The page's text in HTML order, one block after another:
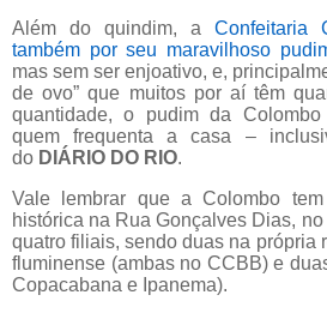
Além do quindim, a Confeitaria
também por seu maravilhoso
mas sem ser enjoativo, e,
de ovo” que muitos por aí têm
quantidade, o pudim da
quem frequenta a casa –
do DIÁRIO DO RIO.
Vale lembrar que a Colombo
histórica na Rua Gonçalves Dias,
quatro filiais, sendo duas na própria
fluminense (ambas no CCBB) e
Copacabana e Ipanema).